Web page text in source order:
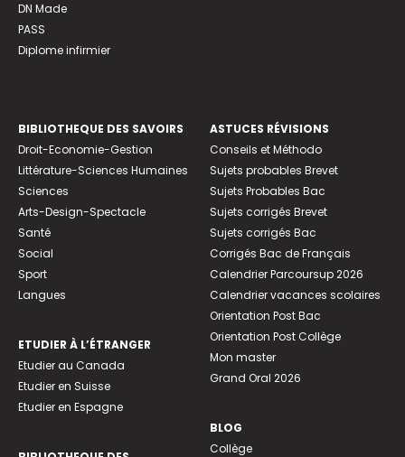
DN Made
PASS
Diplome infirmier
BIBLIOTHEQUE DES SAVOIRS
Droit-Economie-Gestion
Littérature-Sciences Humaines
Sciences
Arts-Design-Spectacle
Santé
Social
Sport
Langues
ETUDIER À L’ÉTRANGER
Etudier au Canada
Etudier en Suisse
Etudier en Espagne
ASTUCES RÉVISIONS
Conseils et Méthodo
Sujets probables Brevet
Sujets Probables Bac
Sujets corrigés Brevet
Sujets corrigés Bac
Corrigés Bac de Français
Calendrier Parcoursup 2026
Calendrier vacances scolaires
Orientation Post Bac
Orientation Post Collège
Mon master
Grand Oral 2026
BLOG
Collège